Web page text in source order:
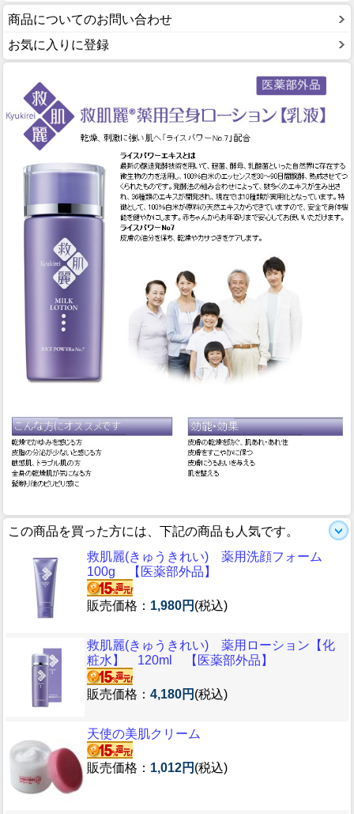
商品についてのお問い合わせ
お気に入りに登録
この商品を買った方には、下記の商品も人気です。
救肌麗(きゅうきれい) 薬用洗顔フォーム
100g 【医薬部外品】
販売価格： 1,980円 (税込)
救肌麗(きゅうきれい) 薬用ローション【化
粧水】 120ml 【医薬部外品】
販売価格： 4,180円 (税込)
天使の美肌クリーム
販売価格： 1,012円 (税込)